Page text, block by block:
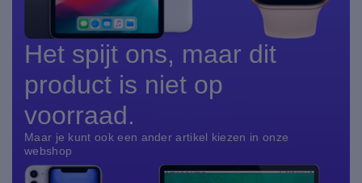
Het spijt ons, maar dit
product is niet op
voorraad.
Maar je kunt ook een ander artikel kiezen in onze
webshop